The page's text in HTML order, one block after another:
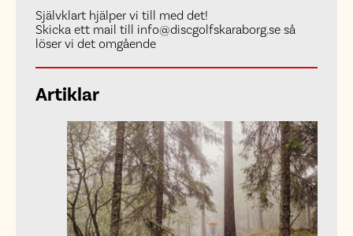
Självklart hjälper vi till med det!
Skicka ett mail till info@discgolfskaraborg.se så
löser vi det omgående
Artiklar